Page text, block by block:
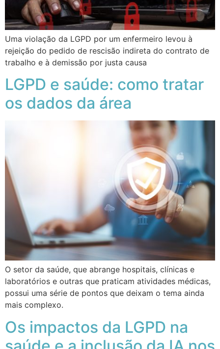
Uma violação da LGPD por um enfermeiro levou à
rejeição do pedido de rescisão indireta do contrato de
trabalho e à demissão por justa causa
LGPD e saúde: como tratar
os dados da área
O setor da saúde, que abrange hospitais, clínicas e
laboratórios e outras que praticam atividades médicas,
possui uma série de pontos que deixam o tema ainda
mais complexo.
Os impactos da LGPD na